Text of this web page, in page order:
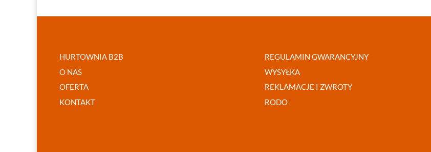
HURTOWNIA B2B
O NAS
OFERTA
KONTAKT
REGULAMIN GWARANCYJNY
WYSYŁKA
REKLAMACJE I ZWROTY
RODO